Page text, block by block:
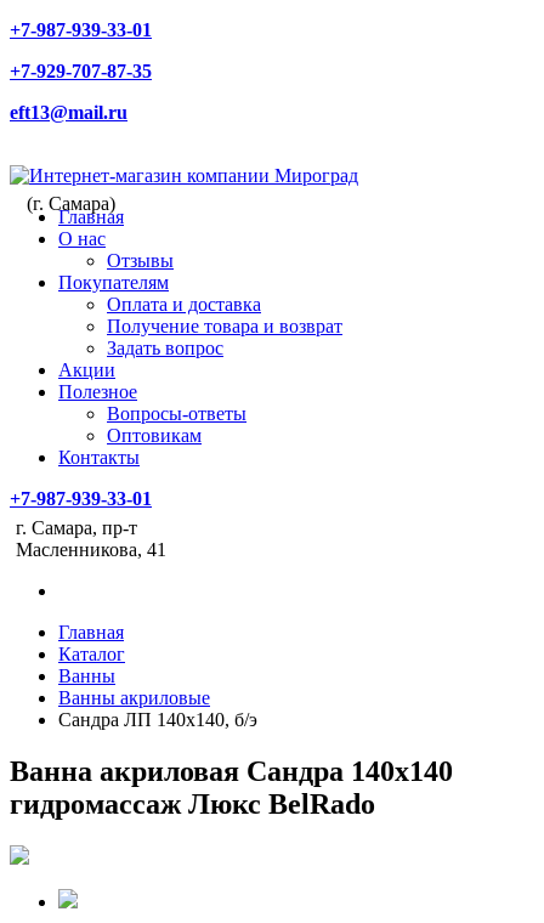
+7-987-939-33-01
+7-929-707-87-35
eft13@mail.ru
(г. Самара)
Главная
О нас
Отзывы
Покупателям
Оплата и доставка
Получение товара и возврат
Задать вопрос
Акции
Полезное
Вопросы-ответы
Оптовикам
Контакты
+7-987-939-33-01
г. Самара, пр-т
Масленникова, 41
Главная
Каталог
Ванны
Ванны акриловые
Сандра ЛП 140х140, б/э
Ванна акриловая Сандра 140х140
гидромассаж Люкс BelRado